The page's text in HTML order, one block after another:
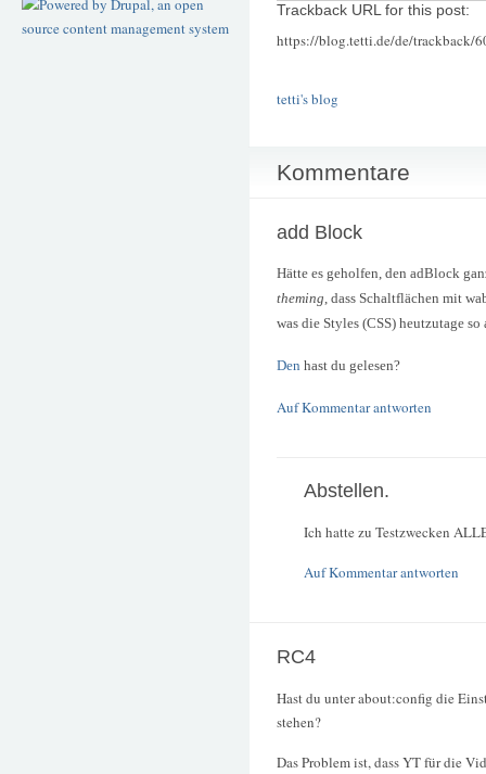
Trackback URL for this post:
https://blog.tetti.de/de/trackback/
tetti's blog
Kommentare
add Block
Hätte es geholfen, den adBlock
theming, dass Schaltflächen mit
was die Styles (CSS) heutzutage
Den hast du gelesen?
Auf Kommentar antworten
Abstellen.
Ich hatte zu Testzwecken
Auf Kommentar antworten
RC4
Hast du unter about:config die
stehen?
Das Problem ist, dass YT für die